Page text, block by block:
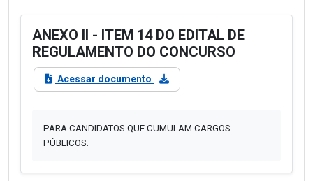
ANEXO II - ITEM 14 DO EDITAL DE
REGULAMENTO DO CONCURSO
Acessar documento
PARA CANDIDATOS QUE CUMULAM CARGOS
PÚBLICOS.